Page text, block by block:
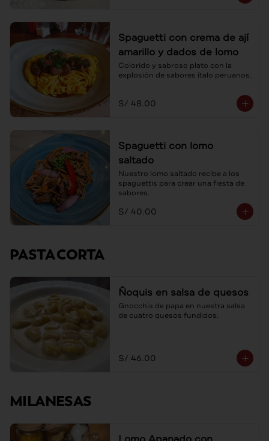
Spaguetti con crema de ají
amarillo y dados de lomo
Colorido y sabroso plato con la
explosión de sabores ítalo peruanos.
S/ 48.00
Spaguetti con lomo
saltado
Nuestro lomo saltado recibe a los
spaguettis para crear una fiesta de
sabores.
S/ 40.00
PASTA CORTA
Ñoquis en salsa de quesos
Gnocchis de papa en nuestra salsa
de cuatro quesos fundidos.
S/ 46.00
MILANESAS